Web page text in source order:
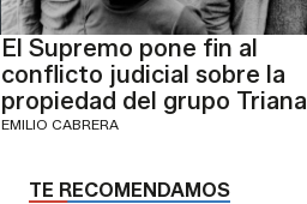
El Supremo pone fin al
conflicto judicial sobre la
propiedad del grupo Triana
EMILIO CABRERA